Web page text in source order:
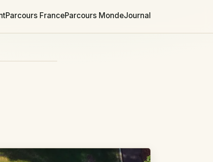
Parcours FranceParcours MondeJournal